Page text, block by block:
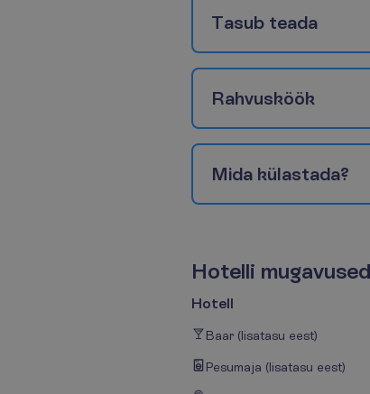
Tasub teada
Rahvusköök
Mida külastada?
Hotelli mugavused
Hotell
Baar (lisatasu eest)
Pesumaja (lisatasu eest)